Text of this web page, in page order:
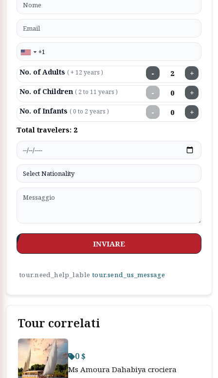
No. of Adults ( + 12 years ) − +
No. of Children ( 2 to 11 years ) − +
No. of Infants ( 0 to 2 years ) − +
Total travelers: 2
INVIARE
tour.need_help_lable tour.send_us_message
Tour correlati
0 $
Ms Amoura Dahabiya crociera